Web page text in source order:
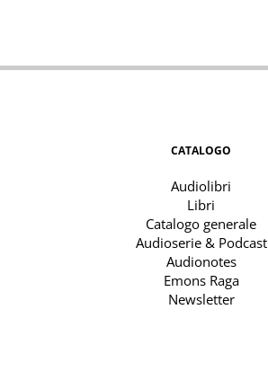
CATALOGO
Audiolibri
Libri
Catalogo generale
Audioserie & Podcast
Audionotes
Emons Raga
Newsletter